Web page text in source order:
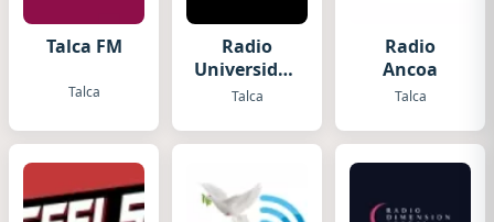
Talca FM
Talca
Radio
Universidad
TALCA
Talca
Radio
Ancoa
Talca